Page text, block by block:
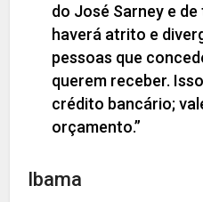
do José Sarney e
haverá atrito e
pessoas que
querem receber.
crédito bancário;
orçamento.”
Ibama